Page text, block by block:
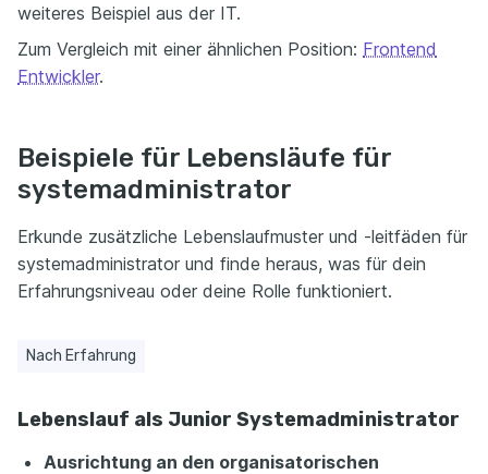
weiteres Beispiel aus der IT.
Zum Vergleich mit einer ähnlichen Position: Frontend
Entwickler.
Beispiele für Lebensläufe für
systemadministrator
Erkunde zusätzliche Lebenslaufmuster und -leitfäden für
systemadministrator und finde heraus, was für dein
Erfahrungsniveau oder deine Rolle funktioniert.
Nach Erfahrung
Lebenslauf als Junior Systemadministrator
Ausrichtung an den organisatorischen